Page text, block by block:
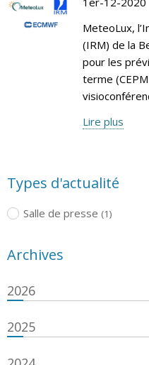
MeteoLux,
(IRM) de la
pour les
terme
Lire plus
Types d'actualité
Salle de presse (1)
Archives
2026
2025